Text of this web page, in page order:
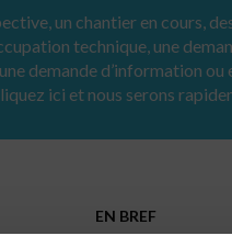
un chantier en cours,
technique, une
demande d’information ou
ici et nous serons
EN BREF